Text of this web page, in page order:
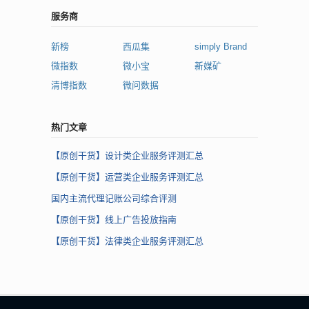
服务商
新榜 西瓜集
simply Brand
微指数
微小宝
新媒矿
清博指数
微问数据
热门文章
【原创干货】设计类企业服务评测汇总
【原创干货】运营类企业服务评测汇总
国内主流代理记账公司综合评测
【原创干货】线上广告投放指南
【原创干货】法律类企业服务评测汇总